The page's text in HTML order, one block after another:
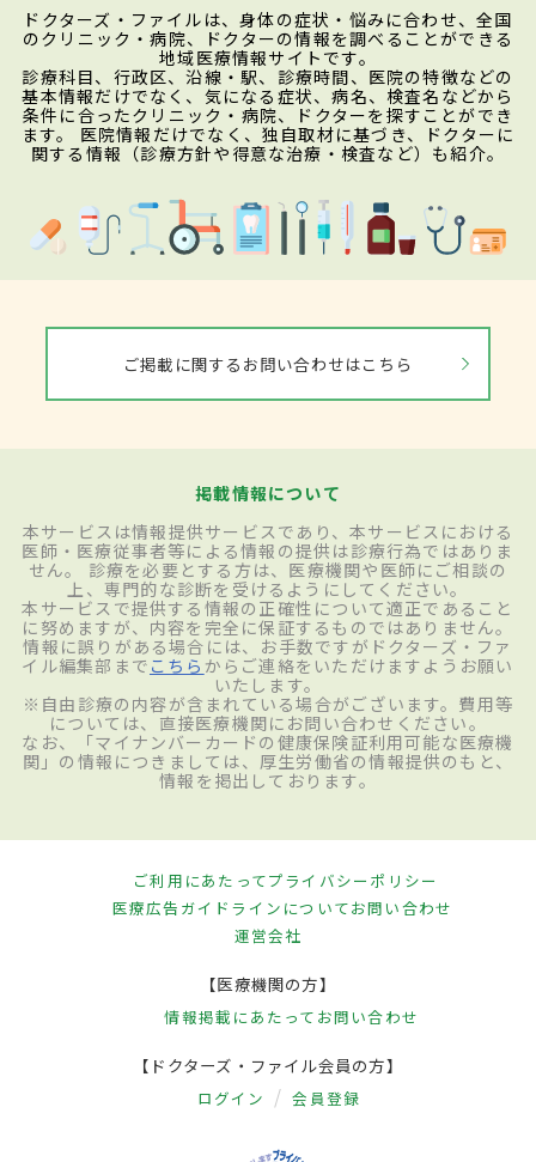
まになる屈曲拘縮、不整脈、関節痛、便
秘、下痢などの症状が出てくることもあ
る。
全身性強皮症は、多臓器疾患である膠原病
て診断をしていかなければいけない。例え
ば、問診・視診では、レイノー症状の有無
や皮膚の硬化、手足のこわばりなどを
査や尿検査、皮膚生検、エックス線検査な
どを行い、全身の状態を確認する。また、
毛細血管の異常がないかを把握するため
に、爪郭部毛細血管ビデオ顕微鏡を用いた
検査を行うこともある。
治療
いない。そのため、病気の進行を防ぐため
の対処療法として、基本的には薬物療法を
ステロイドや免疫抑制剤などを処方。その
張薬、関節痛には鎮痛薬、肺高血圧症には
ドクターズ・ファイルは、身体の症状・悩みに合わせ、全国
のクリニック・病院、ドクターの情報を調べることができる
地域医療情報サイトです。
診療科目、行政区、沿線・駅、診療時間、医院の特徴などの
基本情報だけでなく、気になる症状、病名、検査名などから
条件に合ったクリニック・病院、ドクターを探すことができ
ます。 医院情報だけでなく、独自取材に基づき、ドクターに
関する情報（診療方針や得意な治療・検査など）も紹介。
ご掲載に関するお問い合わせはこちら
掲載情報について
本サービスは情報提供サービスであり、本サービスにおける
医師・医療従事者等による情報の提供は診療行為ではありま
せん。 診療を必要とする方は、医療機関や医師にご相談の
上、専門的な診断を受けるようにしてください。
本サービスで提供する情報の正確性について適正であること
に努めますが、内容を完全に保証するものではありません。
情報に誤りがある場合には、お手数ですがドクターズ・ファ
イル編集部まで こちら からご連絡をいただけますようお願い
いたします。
※自由診療の内容が含まれている場合がございます。費用等
については、直接医療機関にお問い合わせください。
なお、「マイナンバーカードの健康保険証利用可能な医療機
関」の情報につきましては、厚生労働省の情報提供のもと、
情報を掲出しております。
ご利用にあたってプライバシーポリシー
医療広告ガイドラインについてお問い合わせ
運営会社
【医療機関の方】
情報掲載にあたって お問い合わせ
【ドクターズ・ファイル会員の方】
ログイン 会員登録